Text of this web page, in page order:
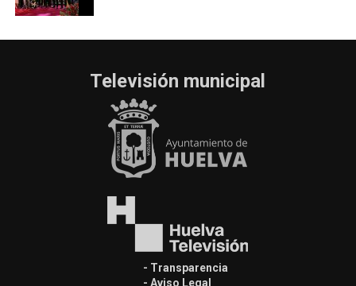
Televisión municipal
- Transparencia
- Aviso Legal